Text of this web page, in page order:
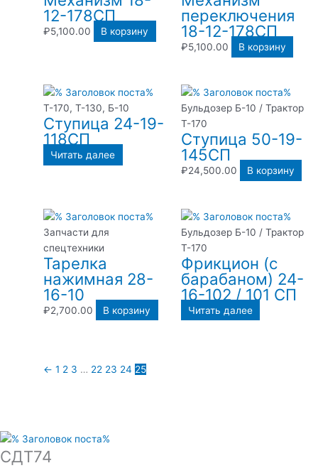
12-178СП
₽5,100.00 В корзину
переключения
18-12-178СП
₽5,100.00 В корзину
Т-170, Т-130, Б-10
Ступица 24-19-
118СП
Читать далее
Бульдозер Б-10 / Трактор
Т-170
Ступица 50-19-
145СП
₽24,500.00 В корзину
Запчасти для
спецтехники
Тарелка
нажимная 28-
16-10
₽2,700.00 В корзину
Бульдозер Б-10 / Трактор
Т-170
Фрикцион (с
барабаном) 24-
16-102 / 101 СП
Читать далее
← 1 2 3 … 22 23 24 25
СДТ74